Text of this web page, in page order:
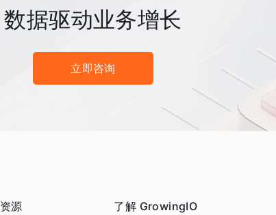
数据驱动业务增长
立即咨询
资源 了解 GrowingIO